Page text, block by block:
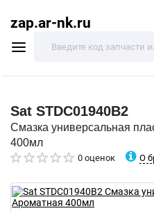
zap.ar-nk.ru
Sat STDC01940B2
Смазка универсальная
400мл
0 оценок О